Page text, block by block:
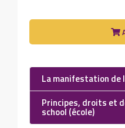
La manifestation de
Principes, droits et
school (école)